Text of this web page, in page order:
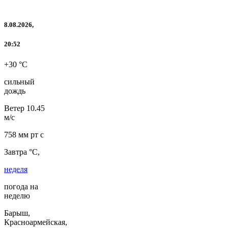
8.08.2026,
20:52
+30 °C
сильный
дождь
Ветер 10.45
м/с
758 мм рт с
Завтра °C,
неделя
погода на
неделю
Барыш,
Красноармейская,